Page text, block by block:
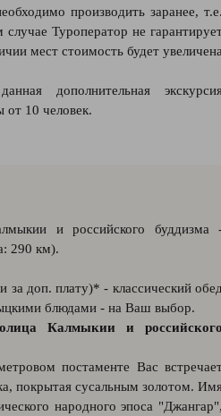
производить заранее,
Туроператор не
мест стоимость будет
дополнительная
от 10 человек.
и российского буддизма
290 км).
за доп. плату)* - классический
блюдами - на Ваш выбор.
Калмыкии и
постаменте Вас
покрытая сусальным золотом.
народного эпоса